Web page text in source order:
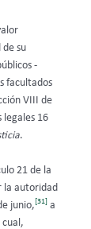
de su
-
facultados
VIII de
legales 16
.
21 de la
la autoridad
junio, [31] a
cual,